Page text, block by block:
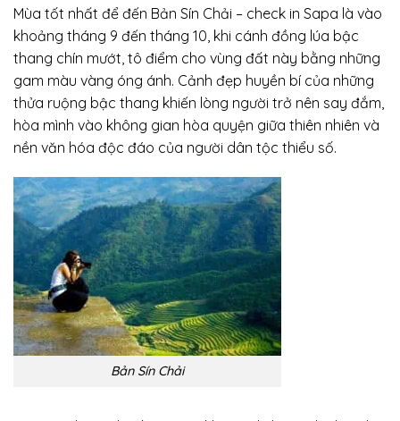
Mùa tốt nhất để đến Bản Sín Chải – check in Sapa là vào
khoảng tháng 9 đến tháng 10, khi cánh đồng lúa bậc
thang chín mướt, tô điểm cho vùng đất này bằng những
gam màu vàng óng ánh. Cảnh đẹp huyền bí của những
thửa ruộng bậc thang khiến lòng người trở nên say đắm,
hòa mình vào không gian hòa quyện giữa thiên nhiên và
nền văn hóa độc đáo của người dân tộc thiểu số.
Bản Sín Chải